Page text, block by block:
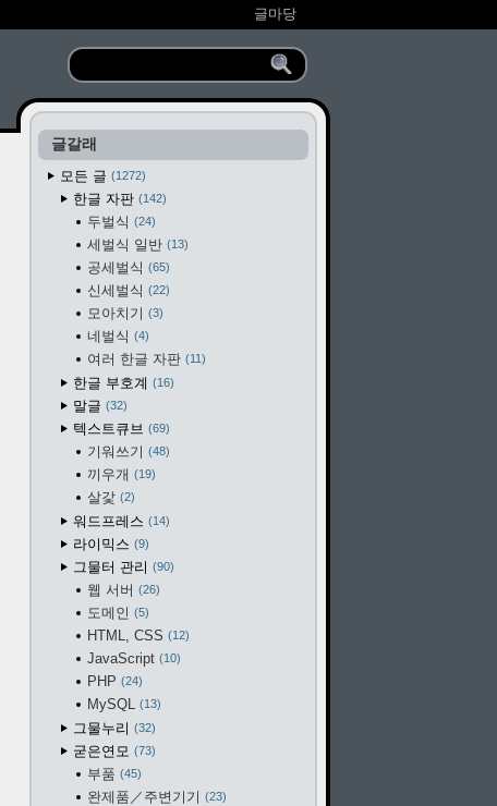
글마당
글갈래
모든 글
1272
한글 자판 142
두벌식 24
세벌식 일반 13
공세벌식 65
신세벌식 22
모아치기 3
네벌식 4
여러 한글 자판 11
한글 부호계 16
말글 32
텍스트큐브 69
기워쓰기 48
끼우개 19
살갗 2
워드프레스 14
라이믹스 9
그물터 관리 90
웹 서버 26
도메인 5
HTML, CSS 12
JavaScript 10
PHP 24
MySQL 13
그물누리 32
굳은연모 73
부품 45
완제품／주변기기 23